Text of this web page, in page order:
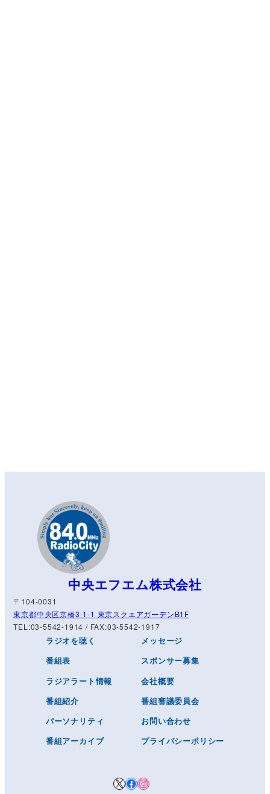
中央エフエム株式会社
〒104-0031
東京都中央区京橋3-1-1 東京スクエアガーデンB1F
TEL:03-5542-1914 / FAX:03-5542-1917
ラジオを聴く
番組表
ラジアラート情報
番組紹介
パーソナリティ
番組アーカイブ
メッセージ
スポンサー募集
会社概要
番組審議委員会
お問い合わせ
プライバシーポリシー
XFacebook
Instagram